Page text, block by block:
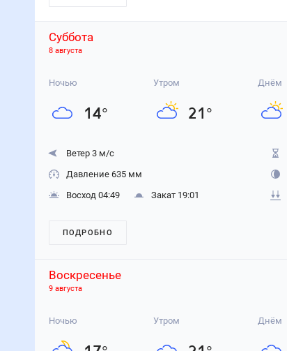
Суббота
8 августа
Ночью
14°
Утром
21 °
Днём
Ветер 3 м/с
Давление 635 мм
Восход 04:49
Закат 19:01
ПОДРОБНО
Воскресенье
9 августа
Ночью Утром Днём